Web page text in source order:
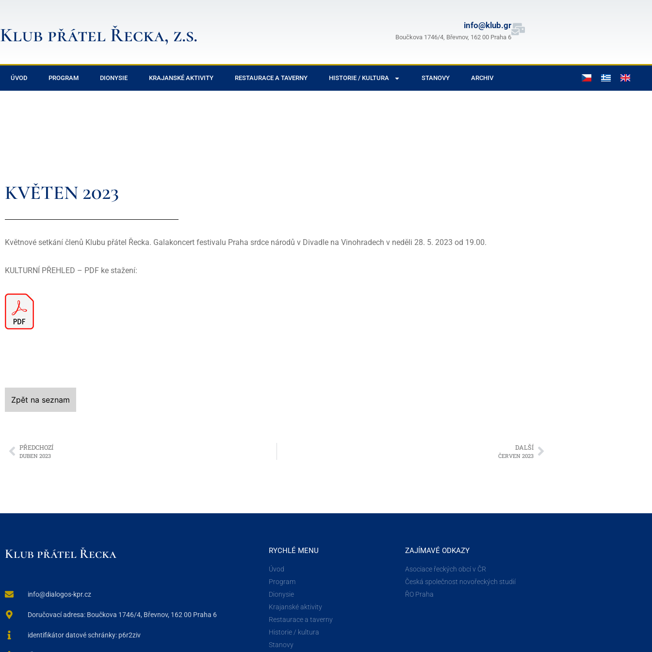
Klub přátel Řecka, z.s. info@klub.gr
Boučkova 1746/4, Břevnov, 162 00 Praha 6
ÚVOD PROGRAM DIONYSIE KRAJANSKÉ AKTIVITY RESTAURACE A TAVERNY HISTORIE / KULTURA STANOVY ARCHIV
KVĚTEN 2023
Květnové setkání členů Klubu přátel Řecka. Galakoncert festivalu Praha srdce národů v Divadle na Vinohradech v neděli 28. 5. 2023 od 19.00.
KULTURNÍ PŘEHLED – PDF ke stažení:
Zpět na seznam
PŘEDCHOZÍ
DUBEN 2023
DALŠÍ
ČERVEN 2023
Klub přátel Řecka
info@dialogos-kpr.cz
Doručovací adresa: Boučkova 1746/4, Břevnov, 162 00 Praha 6
identifikátor datové schránky: p6r2ziv
RYCHLÉ MENU
Úvod
Program
Dionysie
Krajanské aktivity
Restaurace a taverny
Historie / kultura
Stanovy
ZAJÍMAVÉ ODKAZY
Asociace řeckých obcí v ČR
Česká společnost novořeckých studií
ŘO Praha